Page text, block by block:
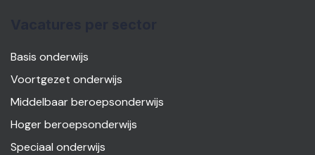
Basis onderwijs
Voortgezet onderwijs
Middelbaar beroepsonderwijs
Hoger beroepsonderwijs
Speciaal onderwijs